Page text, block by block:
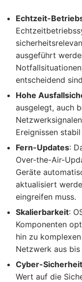
Echtzeit-
ausgeführt
entscheidend
Hohe
ausgelegt, auch
Ereignissen
Fern-Updates:
Over-the-Air-
Geräte
aktualisiert
eingreifen muss.
Skalierbarkeit:
Komponenten
hin zu
Netzwerk aus
Cyber-Sicherheit
Wert auf die